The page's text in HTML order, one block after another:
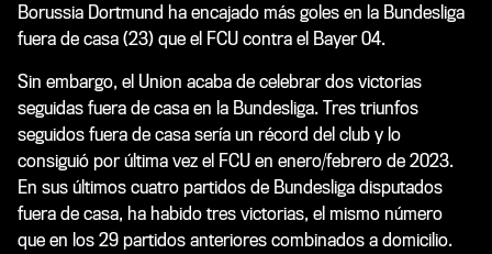
Borussia Dortmund ha encajado más goles en la Bundesliga
fuera de casa (23) que el FCU contra el Bayer 04.
Sin embargo, el Union acaba de celebrar dos victorias
seguidas fuera de casa en la Bundesliga. Tres triunfos
seguidos fuera de casa sería un récord del club y lo
consiguió por última vez el FCU en enero/febrero de 2023.
En sus últimos cuatro partidos de Bundesliga disputados
fuera de casa, ha habido tres victorias, el mismo número
que en los 29 partidos anteriores combinados a domicilio.